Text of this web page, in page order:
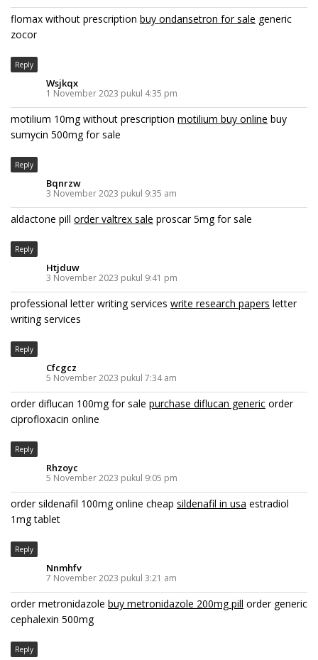
flomax without prescription buy ondansetron for sale generic
zocor
Reply
Wsjkqx
1 November 2023 pukul 4:35 pm
motilium 10mg without prescription motilium buy online buy
sumycin 500mg for sale
Reply
Bqnrzw
3 November 2023 pukul 9:35 am
aldactone pill order valtrex sale proscar 5mg for sale
Reply
Htjduw
3 November 2023 pukul 9:41 pm
professional letter writing services write research papers letter
writing services
Reply
Cfcgcz
5 November 2023 pukul 7:34 am
order diflucan 100mg for sale purchase diflucan generic order
ciprofloxacin online
Reply
Rhzoyc
5 November 2023 pukul 9:05 pm
order sildenafil 100mg online cheap sildenafil in usa estradiol
1mg tablet
Reply
Nnmhfv
7 November 2023 pukul 3:21 am
order metronidazole buy metronidazole 200mg pill order generic
cephalexin 500mg
Reply